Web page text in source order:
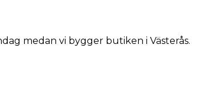
medan vi bygger butiken i Västerås.